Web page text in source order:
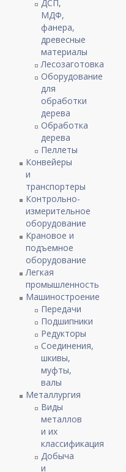
ДСП,
МДФ,
фанера,
древесные
материалы
Лесозаготовка
Оборудование
для
обработки
дерева
Обработка
дерева
Пеллеты
Конвейеры
и
транспортеры
Контрольно-
измерительное
оборудование
Крановое и
подъемное
оборудование
Легкая
промышленность
Машиностроение
Передачи
Подшипники
Редукторы
Соединения,
шкивы,
муфты,
валы
Металлургия
Виды
металлов
и их
классификация
Добыча
и